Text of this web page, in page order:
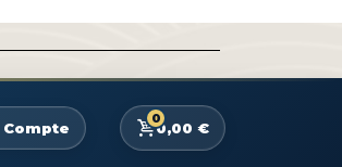
Compte
0
0,00 €